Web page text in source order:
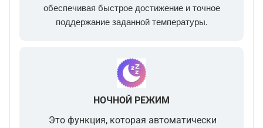
обеспечивая быстрое достижение и точное
поддержание заданной температуры.
НОЧНОЙ РЕЖИМ
Это функция, которая автоматически